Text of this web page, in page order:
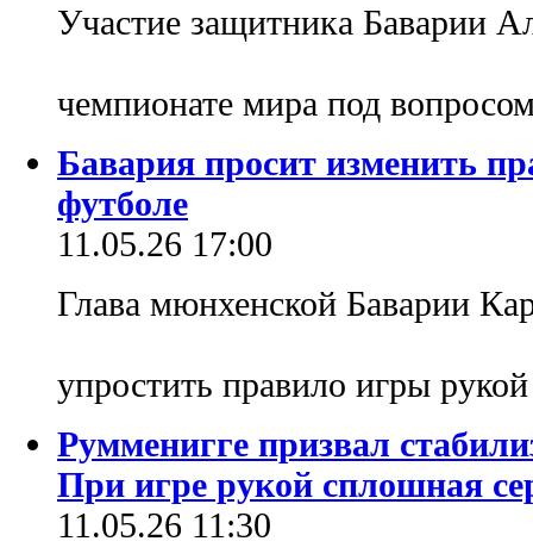
Участие защитника Баварии
чемпионате мира под
Бавария просит изменить
футболе
11.05.26 17:00
Глава мюнхенской Баварии
упростить правило игры
Румменигге призвал
При игре рукой сплошная
11.05.26 11:30